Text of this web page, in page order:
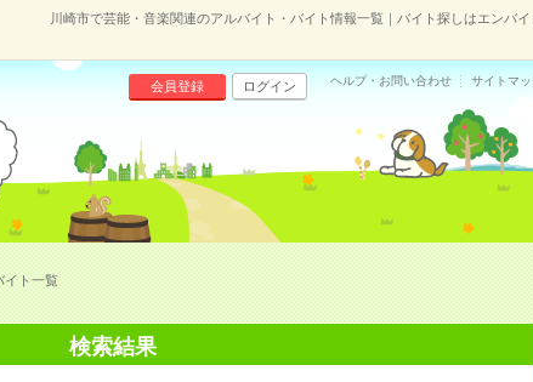
川崎市で芸能・音楽関連のアルバイト・バイト情報一覧｜バイト探しはエンバイ
会員登録 ログイン ヘルプ・お問い合わせ サイトマ
イト一覧
検索結果